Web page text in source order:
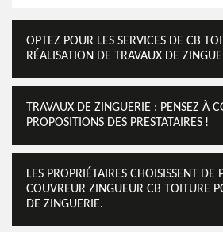
OPTEZ POUR LES SERVICES DE CB
RÉALISATION DE TRAVAUX DE
TRAVAUX DE ZINGUERIE : PENSEZ À
PROPOSITIONS DES PRESTATAIRES !
LES PROPRIÉTAIRES CHOISISSENT DE
COUVREUR ZINGUEUR CB TOITURE
DE ZINGUERIE.